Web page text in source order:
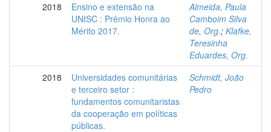
2018
Ensino e extensão na
UNISC : Prêmio Honra ao
Mérito 2017.
Almeida, Paula
Camboim Silva
de, Org.; Klafke,
Teresinha
Eduardes, Org.
2018
Universidades comunitárias
e terceiro setor :
fundamentos comunitaristas
da cooperação em políticas
públicas.
Schmidt, João
Pedro